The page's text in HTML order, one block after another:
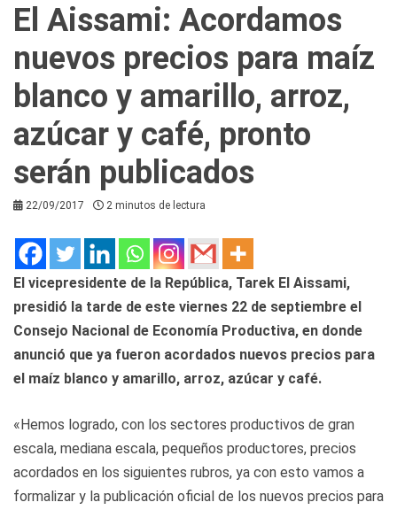
El Aissami: Acordamos
nuevos precios para maíz
blanco y amarillo, arroz,
azúcar y café, pronto
serán publicados
22/09/2017 2 minutos de lectura
El vicepresidente de la República, Tarek El Aissami,
presidió la tarde de este viernes 22 de septiembre el
Consejo Nacional de Economía Productiva, en donde
anunció que ya fueron acordados nuevos precios para
el maíz blanco y amarillo, arroz, azúcar y café.
«Hemos logrado, con los sectores productivos de gran
escala, mediana escala, pequeños productores, precios
acordados en los siguientes rubros, ya con esto vamos a
formalizar y la publicación oficial de los nuevos precios para